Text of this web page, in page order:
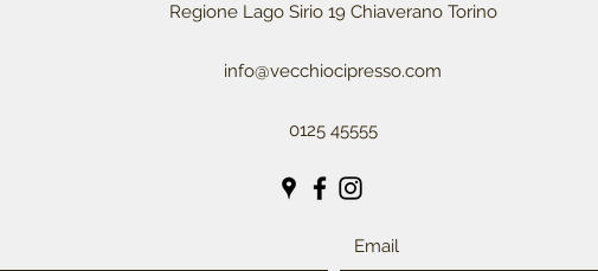
Regione Lago Sirio 19 Chiaverano Torino
info@vecchiocipresso.com
0125 45555